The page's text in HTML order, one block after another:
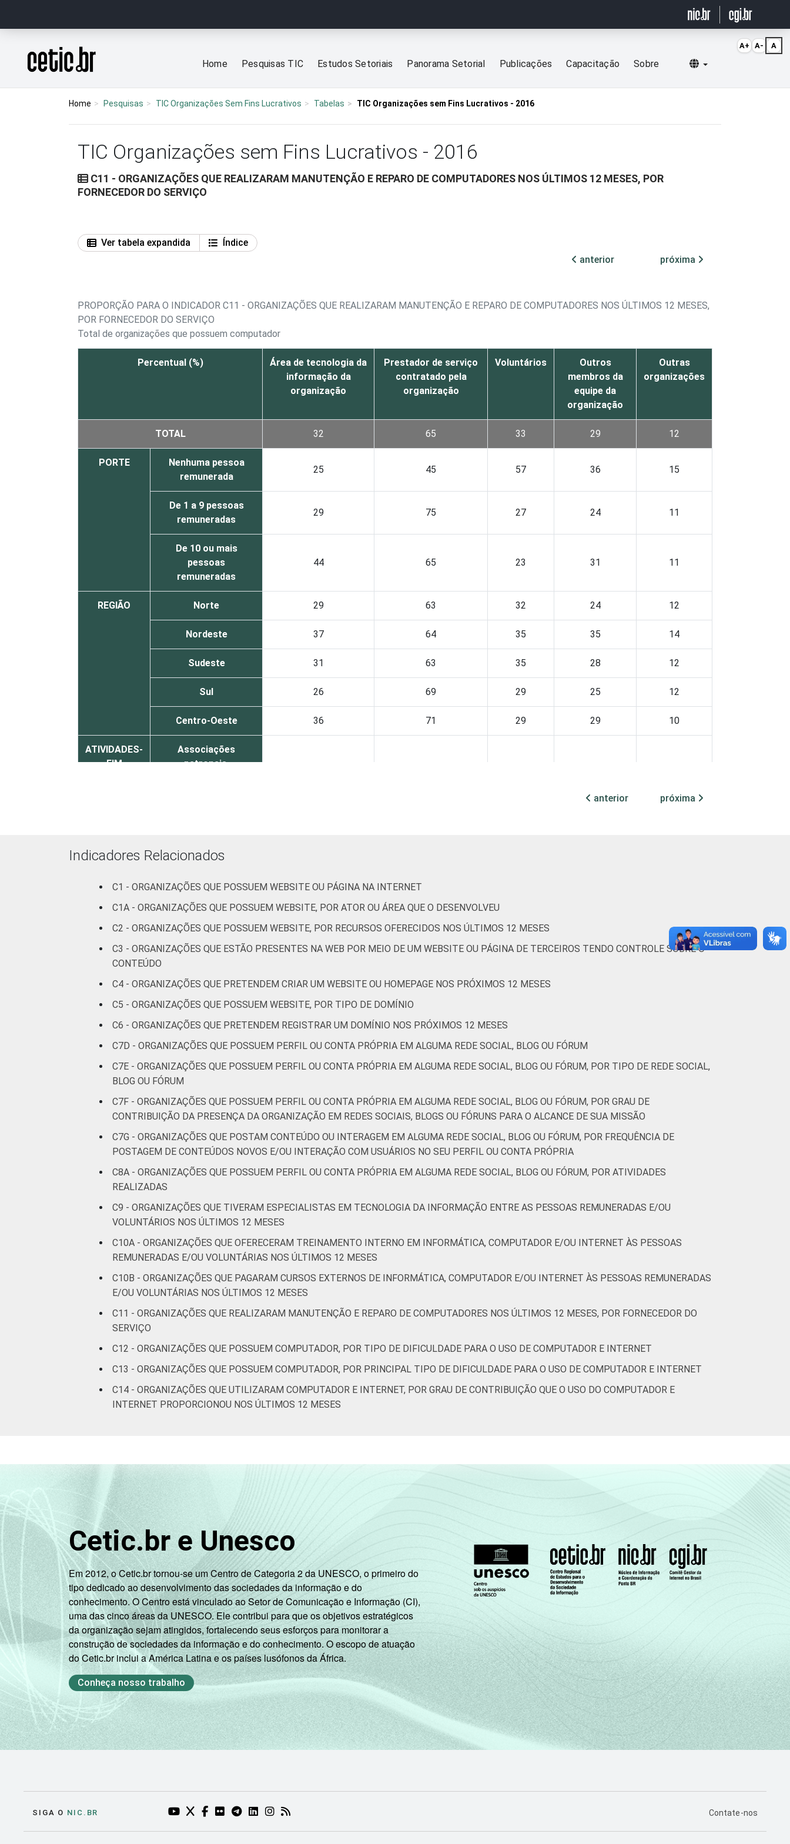
Página inicial
Home Pesquisas TIC Estudos Setoriais Panorama Setorial Publicações Capacitação Sobre Selecionar idioma
Home Pesquisas TIC Organizações Sem Fins Lucrativos Tabelas TIC Organizações sem Fins Lucrativos - 2016
TIC Organizações sem Fins Lucrativos - 2016
C11 - ORGANIZAÇÕES QUE REALIZARAM MANUTENÇÃO E REPARO DE COMPUTADORES NOS ÚLTIMOS 12 MESES, POR
FORNECEDOR DO SERVIÇO
Ver tabela expandida
Índice
anterior
próxima
PROPORÇÃO PARA O INDICADOR C11 - ORGANIZAÇÕES QUE REALIZARAM MANUTENÇÃO E REPARO DE COMPUTADORES NOS ÚLTIMOS 12 MESES,
POR FORNECEDOR DO SERVIÇO
Total de organizações que possuem computador
Percentual (%)
Área de tecnologia da
informação da
organização
Prestador de serviço
contratado pela
organização
Voluntários
Outros
membros da
equipe da
organização
Outras
organizações
TOTAL 32 65 33 29 12
PORTE
Nenhuma pessoa
remunerada
25 45 57 36 15
De 1 a 9 pessoas
remuneradas
29 75 27 24 11
De 10 ou mais
pessoas
remuneradas
44 65 23 31 11
REGIÃO Norte 29 63 32 24 12
Nordeste 37 64 35 35 14
Sudeste 31 63 35 28 12
Sul 26 69 29 25 12
Centro-Oeste 36 71 29 29 10
ATIVIDADES-
FIM
Associações
patronais,
Educação e pesquisa
defesa de direitos
33
Saúde e assistência
Fonte: CGI.br/NIC.br, Centro Regional de Estudos para o Desenvolvimento da Sociedade da Informação (Cetic.br), Pesquisa sobre o uso das
Tecnologias de Informação e Comunicação nas organizações sem fins lucrativos brasileiras - TIC Organizações Sem Fins Lucrativos 2016
anterior próxima
Indicadores Relacionados
C1 - ORGANIZAÇÕES QUE POSSUEM WEBSITE OU PÁGINA NA INTERNET
C1A - ORGANIZAÇÕES QUE POSSUEM WEBSITE, POR ATOR OU ÁREA QUE O DESENVOLVEU
C2 - ORGANIZAÇÕES QUE POSSUEM WEBSITE, POR RECURSOS OFERECIDOS NOS ÚLTIMOS 12 MESES
C3 - ORGANIZAÇÕES QUE ESTÃO PRESENTES NA WEB POR MEIO DE UM WEBSITE OU PÁGINA DE TERCEIROS TENDO CONTROLE SOBRE O
CONTEÚDO
C4 - ORGANIZAÇÕES QUE PRETENDEM CRIAR UM WEBSITE OU HOMEPAGE NOS PRÓXIMOS 12 MESES
C5 - ORGANIZAÇÕES QUE POSSUEM WEBSITE, POR TIPO DE DOMÍNIO
C6 - ORGANIZAÇÕES QUE PRETENDEM REGISTRAR UM DOMÍNIO NOS PRÓXIMOS 12 MESES
C7D - ORGANIZAÇÕES QUE POSSUEM PERFIL OU CONTA PRÓPRIA EM ALGUMA REDE SOCIAL, BLOG OU FÓRUM
C7E - ORGANIZAÇÕES QUE POSSUEM PERFIL OU CONTA PRÓPRIA EM ALGUMA REDE SOCIAL, BLOG OU FÓRUM, POR TIPO DE REDE SOCIAL,
BLOG OU FÓRUM
C7F - ORGANIZAÇÕES QUE POSSUEM PERFIL OU CONTA PRÓPRIA EM ALGUMA REDE SOCIAL, BLOG OU FÓRUM, POR GRAU DE
CONTRIBUIÇÃO DA PRESENÇA DA ORGANIZAÇÃO EM REDES SOCIAIS, BLOGS OU FÓRUNS PARA O ALCANCE DE SUA MISSÃO
C7G - ORGANIZAÇÕES QUE POSTAM CONTEÚDO OU INTERAGEM EM ALGUMA REDE SOCIAL, BLOG OU FÓRUM, POR FREQUÊNCIA DE
POSTAGEM DE CONTEÚDOS NOVOS E/OU INTERAÇÃO COM USUÁRIOS NO SEU PERFIL OU CONTA PRÓPRIA
C8A - ORGANIZAÇÕES QUE POSSUEM PERFIL OU CONTA PRÓPRIA EM ALGUMA REDE SOCIAL, BLOG OU FÓRUM, POR ATIVIDADES
REALIZADAS
C9 - ORGANIZAÇÕES QUE TIVERAM ESPECIALISTAS EM TECNOLOGIA DA INFORMAÇÃO ENTRE AS PESSOAS REMUNERADAS E/OU
VOLUNTÁRIOS NOS ÚLTIMOS 12 MESES
C10A - ORGANIZAÇÕES QUE OFERECERAM TREINAMENTO INTERNO EM INFORMÁTICA, COMPUTADOR E/OU INTERNET ÀS PESSOAS
REMUNERADAS E/OU VOLUNTÁRIAS NOS ÚLTIMOS 12 MESES
C10B - ORGANIZAÇÕES QUE PAGARAM CURSOS EXTERNOS DE INFORMÁTICA, COMPUTADOR E/OU INTERNET ÀS PESSOAS REMUNERADAS
E/OU VOLUNTÁRIAS NOS ÚLTIMOS 12 MESES
C11 - ORGANIZAÇÕES QUE REALIZARAM MANUTENÇÃO E REPARO DE COMPUTADORES NOS ÚLTIMOS 12 MESES, POR FORNECEDOR DO
SERVIÇO
C12 - ORGANIZAÇÕES QUE POSSUEM COMPUTADOR, POR TIPO DE DIFICULDADE PARA O USO DE COMPUTADOR E INTERNET
C13 - ORGANIZAÇÕES QUE POSSUEM COMPUTADOR, POR PRINCIPAL TIPO DE DIFICULDADE PARA O USO DE COMPUTADOR E INTERNET
C14 - ORGANIZAÇÕES QUE UTILIZARAM COMPUTADOR E INTERNET, POR GRAU DE CONTRIBUIÇÃO QUE O USO DO COMPUTADOR E
INTERNET PROPORCIONOU NOS ÚLTIMOS 12 MESES
Cetic.br e Unesco
Em 2012, o Cetic.br tornou-se um Centro de Categoria 2 da UNESCO, o primeiro do
tipo dedicado ao desenvolvimento das sociedades da informação e do
conhecimento. O Centro está vinculado ao Setor de Comunicação e Informação (CI),
uma das cinco áreas da UNESCO. Ele contribui para que os objetivos estratégicos
da organização sejam atingidos, fortalecendo seus esforços para monitorar a
construção de sociedades da informação e do conhecimento. O escopo de atuação
do Cetic.br inclui a América Latina e os países lusófonos da África.
Conheça nosso trabalho
SIGA O NIC.BR YOUTUBE DO NIC.BR (ABRE EM NOVA ABA)
TWITTER DO NIC.BR (ABRE EM NOVA ABA)
FACEBOOK DO NIC.BR (ABRE EM NOVA ABA)
FLICKR DO NIC.BR (ABRE EM NOVA ABA)
TELEGRAM DO NIC.BR (ABRE EM NOVA ABA)
LINKEDIN DO NIC.BR (ABRE EM NOVA ABA)
INSTAGRAM DO NIC.BR (ABRE EM NOVA ABA)
RSS DO NIC.BR (ABRE EM NOVA ABA) PÁGINA DE
Contate-nos
A+ A- A